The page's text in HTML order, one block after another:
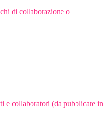
di collaborazione o
e collaboratori (da pubblicare in